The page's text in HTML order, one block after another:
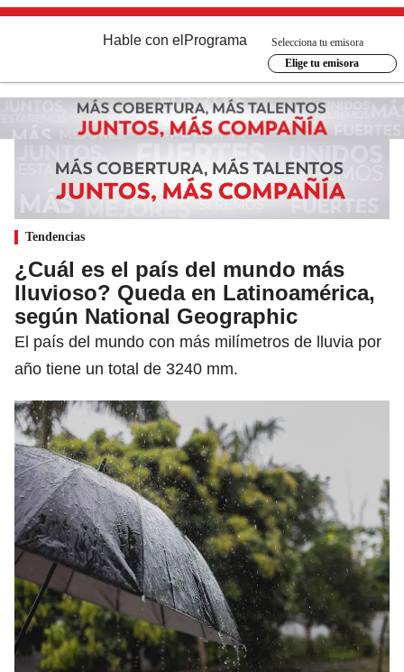
Hable con el Programa
Selecciona tu emisora
Elige tu emisora
Tendencias
¿Cuál es el país del mundo más
lluvioso? Queda en Latinoamérica,
según National Geographic
El país del mundo con más milímetros de lluvia por
año tiene un total de 3240 mm.